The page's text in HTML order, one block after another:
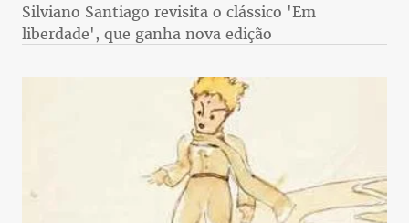
Silviano Santiago revisita o clássico 'Em
liberdade', que ganha nova edição